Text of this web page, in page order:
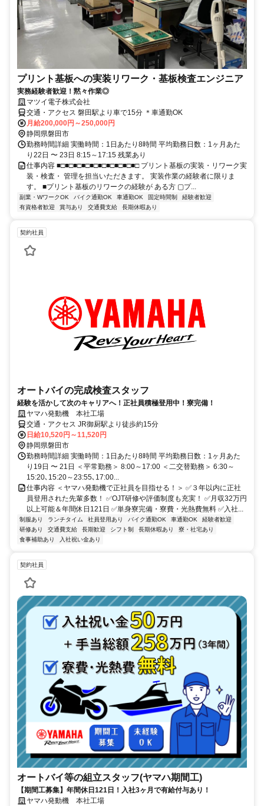
プリント基板への実装リワーク・基板検査エンジニア
実務経験者歓迎！黙々作業◎
マツイ電子株式会社
交通・アクセス 磐田駅より車で15分 ＊車通勤OK
月給200,000円～250,000円
静岡県磐田市
勤務時間詳細 実働時間：1日あたり8時間 平均勤務日数：1ヶ月あた
り22日 〜 23日 8:15～17:15 残業あり
仕事内容 ■□■□■□■□■□■□■□■□■□■□ プリント基板の実装・リワーク実
装・検査・ 管理を担当いただきます。 実装作業の経験者に限りま
す。 ■プリント基板のリワークの経験が ある方 ▢プ...
副業・WワークOK バイク通勤OK 車通勤OK 固定時間制
経験者歓迎
有資格者歓迎
賞与あり 交通費支給 長期休暇あり
契約社員
オートバイの完成検査スタッフ
経験を活かして次のキャリアへ！正社員積極登用中！寮完備！
ヤマハ発動機 本社工場
交通・アクセス JR御厨駅より徒歩約15分
日給10,520円～11,520円
静岡県磐田市
勤務時間詳細 実働時間：1日あたり8時間 平均勤務日数：1ヶ月あた
り19日 〜 21日 ＜平常勤務＞ 8:00～17:00 ＜二交替勤務＞ 6:30～
15:20､15:20～23:55､17:00...
仕事内容 ＜ヤマハ発動機で正社員を目指せる！＞ ✅３年以内に正社
員登用された先輩多数！ ✅OJT研修や評価制度も充実！ ✅月収32万円
以上可能＆年間休日121日 ✅単身寮完備・寮費・光熱費無料 ✅入社...
制服あり ランチタイム 社員登用あり バイク通勤OK 車通勤OK
経験者歓迎
研修あり
交通費支給 長期歓迎 シフト制 長期休暇あり
寮・社宅あり
食事補助あり
入社祝い金あり
契約社員
オートバイ等の組立スタッフ(ヤマハ期間工)
【期間工募集】年間休日121日！入社3ヶ月で有給付与あり！
ヤマハ発動機 本社工場